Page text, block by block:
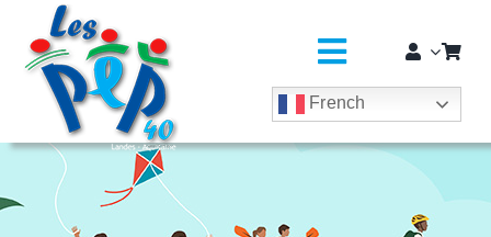
principal
Passer
contenu
Toggle
SÉJOURS COLOS
French